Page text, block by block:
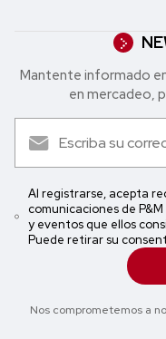
Mantente informado
en mercadeo,
Al registrarse, acepta
comunicaciones de
y eventos que ellos
Puede retirar su
Nos comprometemos a